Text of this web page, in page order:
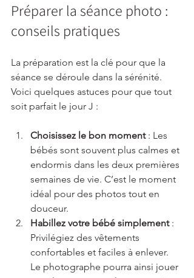
Préparer la séance photo :
conseils pratiques
La préparation est la clé pour que la
séance se déroule dans la sérénité.
Voici quelques astuces pour que tout
soit parfait le jour J :
Choisissez le bon moment : Les
bébés sont souvent plus calmes et
endormis dans les deux premières
semaines de vie. C’est le moment
idéal pour des photos tout en
douceur.
Habillez votre bébé simplement :
Privilégiez des vêtements
confortables et faciles à enlever.
Le photographe pourra ainsi jouer